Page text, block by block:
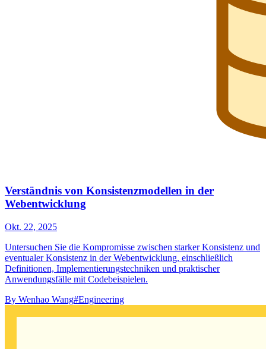
Verständnis von Konsistenzmodellen in der
Webentwicklung
Okt. 22, 2025
Untersuchen Sie die Kompromisse zwischen starker Konsistenz und
eventualer Konsistenz in der Webentwicklung, einschließlich
Definitionen, Implementierungstechniken und praktischer
Anwendungsfälle mit Codebeispielen.
By Wenhao Wang#Engineering